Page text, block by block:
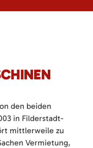
den beiden
in Filderstadt-
mittlerweile zu
Vermietung,